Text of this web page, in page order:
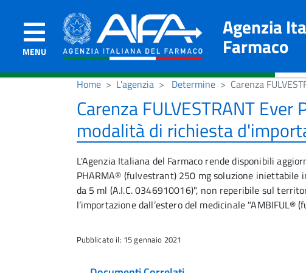
MENU
Agenzia
Farmaco
Home L'agenzia Determine Carenza
Carenza FULVESTRANT
modalità di richiesta
L'Agenzia Italiana del Farmaco rende disponibili
PHARMA® (fulvestrant) 250 mg soluzione
da 5 ml (A.I.C. 0346910016)", non reperibile sul
l’importazione dall’estero del medicinale "AMBIFUL®
Pubblicato il: 15 gennaio 2021